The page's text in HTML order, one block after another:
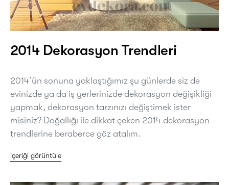
2014 Dekorasyon Trendleri
2014’ün sonuna yaklaştığımız şu günlerde siz de
evinizde ya da iş yerlerinizde dekorasyon değişikliği
yapmak, dekorasyon tarzınızı değiştimek ister
misiniz? Doğallığı ile dikkat çeken 2014 dekorasyon
trendlerine beraberce göz atalım.
içeriği görüntüle